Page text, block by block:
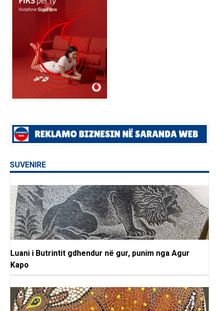
SUVENIRE
Luani i Butrintit gdhendur në gur, punim nga Agur
Kapo